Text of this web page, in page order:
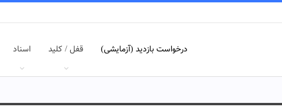
درخواست بازدید (آزمایشی) قفل / کلید اسناد